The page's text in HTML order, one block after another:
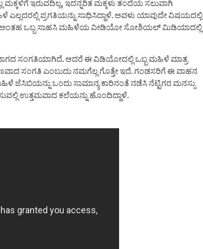
ಇರುವದಿಲ್ಲ, ಇದನ್ನರಿತ ಮಕ್ಕಳು ತಂದೆಯ ಸಲುವಾಗಿ
ಪ್ರಗತಿಯನ್ನು ಸಾಧಿಸಿದ್ದಾಳೆ. ಅವಳು ಯಾವುದೇ ವಿಷಯದಲ್ಲಿ
ಅಂತಹ ಒಬ್ಬ ಸಾಹಸಿ ಮಹಿಳೆಯ ವೀಡಿಯೋ ಸೋಶಿಯಲ್ ಮಿಡಿಯಾದಲ್ಲಿ
ಸಂಗತಿಯಾಗಿದೆ. ಆದರೆ ಈ ವಿಡಿಯೋದಲ್ಲಿ ಒಬ್ಬ ಮಹಿಳೆ ಮಾತ್ರ
ಸಂಗತಿ ಎಂಬುದು ನಮಗೆಲ್ಲ ಗೊತ್ತೇ ಇದೆ. ಗಂಡಸರಿಗೆ ಈ ವಾಹನ
ಜೆಸಿಬಿಯನ್ನು ಒಂದು ಸಾಮಾನ್ಯ ಕಾರಿನಂತೆ ನಡೆಸಿ ನೆಟ್ಟಿಗರ ಮನಸ್ಸು
ಉತ್ತಮವಾದ ಕಲೆಯನ್ನು ಹೊಂದಿದ್ದಾಳೆ.